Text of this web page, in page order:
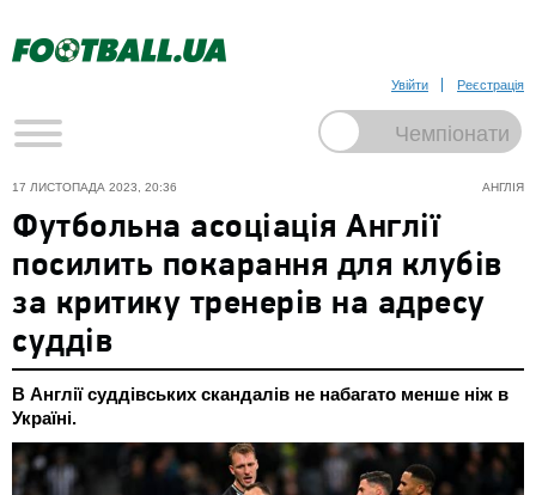
Увійти Реєстрація
АНГЛІЯ
17 ЛИСТОПАДА 2023, 20:36
Футбольна асоціація Англії
посилить покарання для клубів
за критику тренерів на адресу
суддів
В Англії суддівських скандалів не набагато менше ніж в
Україні.